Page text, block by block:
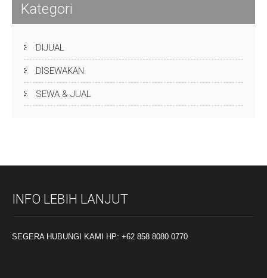
Kategori
DIJUAL
DISEWAKAN
SEWA & JUAL
INFO LEBIH LANJUT
SEGERA HUBUNGI KAMI HP: +62 858 8080 0770